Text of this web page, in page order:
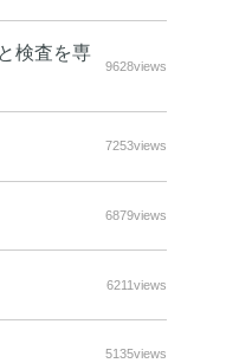
検査を専
9628views
7253views
6879views
6211views
5135views